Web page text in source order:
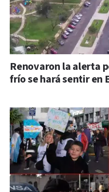
Renovaron la alerta
frío se hará sentir en